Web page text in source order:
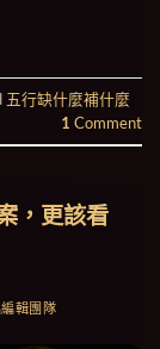
五行缺什麼補什麼
1 Comment
，更該看
輯團隊